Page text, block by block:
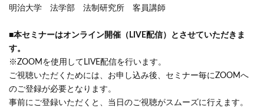
明治大学 法学部 法制研究所 客員講師
■本セミナーはオンライン開催（LIVE配信）とさせていただきま
す。
※ZOOMを使用してLIVE配信を行います。
ご視聴いただくためには、お申し込み後、セミナー毎にZOOMへ
のご登録が必要となります。
事前にご登録いただくと、当日のご視聴がスムーズに行えます。